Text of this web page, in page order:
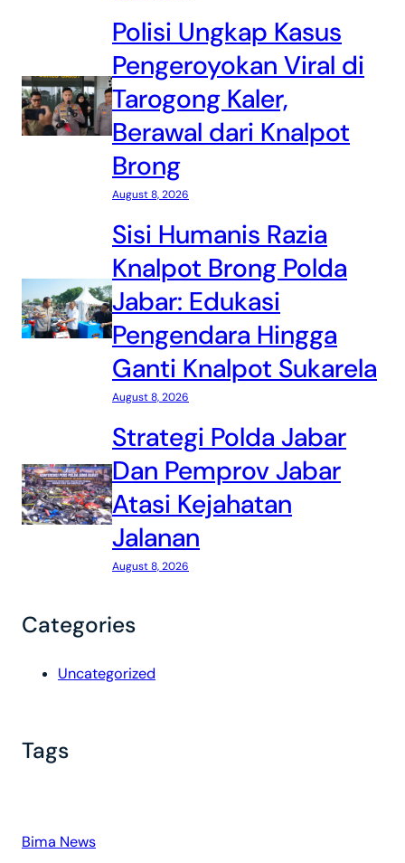
Polisi Ungkap Kasus
Pengeroyokan Viral di
Tarogong Kaler,
Berawal dari Knalpot
Brong
August 8, 2026
Sisi Humanis Razia
Knalpot Brong Polda
Jabar: Edukasi
Pengendara Hingga
Ganti Knalpot Sukarela
August 8, 2026
Strategi Polda Jabar
Dan Pemprov Jabar
Atasi Kejahatan
Jalanan
August 8, 2026
Categories
Uncategorized
Tags
Bima News